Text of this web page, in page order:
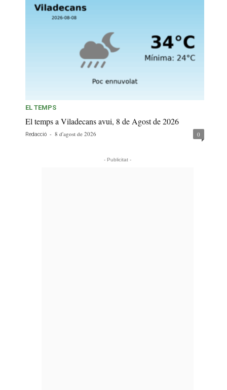
EL TEMPS
El temps a Viladecans avui, 8 de Agost de 2026
Redacció - 8 d'agost de 2026 0
- Publicitat -